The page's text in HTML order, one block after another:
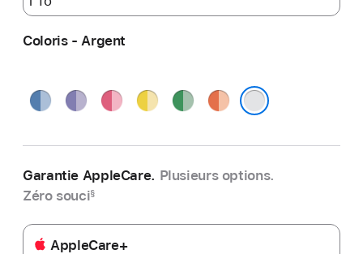
Coloris - Argent
Bleu Violet Rose JauneVert Orange
Garantie AppleCare. Plusieurs options.
Zéro souci§
AppleCare+